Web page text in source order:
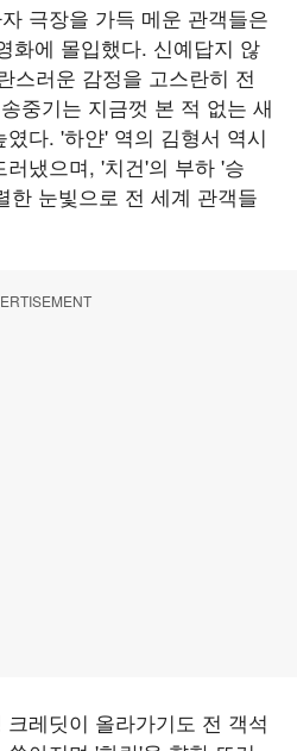
극장을 가득 메운 관객들은
화에 몰입했다. 신예답지 않
스러운 감정을 고스란히 전
중기는 지금껏 본 적 없는 새
다. '하얀' 역의 김형서 역시
냈으며, '치건'의 부하 '승
한 눈빛으로 전 세계 관객들
레딧이 올라가기도 전 객석